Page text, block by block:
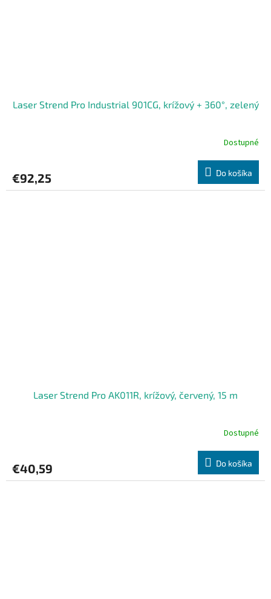
Laser Strend Pro Industrial 901CG, krížový + 360°, zelený
Dostupné
€92,25 Do košíka
Laser Strend Pro AK011R, krížový, červený, 15 m
Dostupné
€40,59 Do košíka